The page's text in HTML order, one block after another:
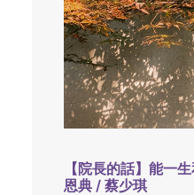
【院長的話】能一
恩典 / 蔡少琪